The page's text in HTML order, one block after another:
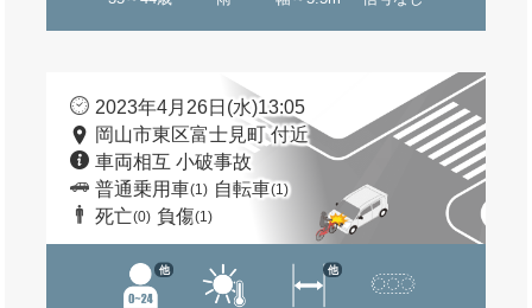
2023年4月26日(水)13:05
岡山市東区富士見町 付近
車両相互 小破事故
普通乗用車(1) 自転車(1)
死亡(0) 負傷(1)
他 他